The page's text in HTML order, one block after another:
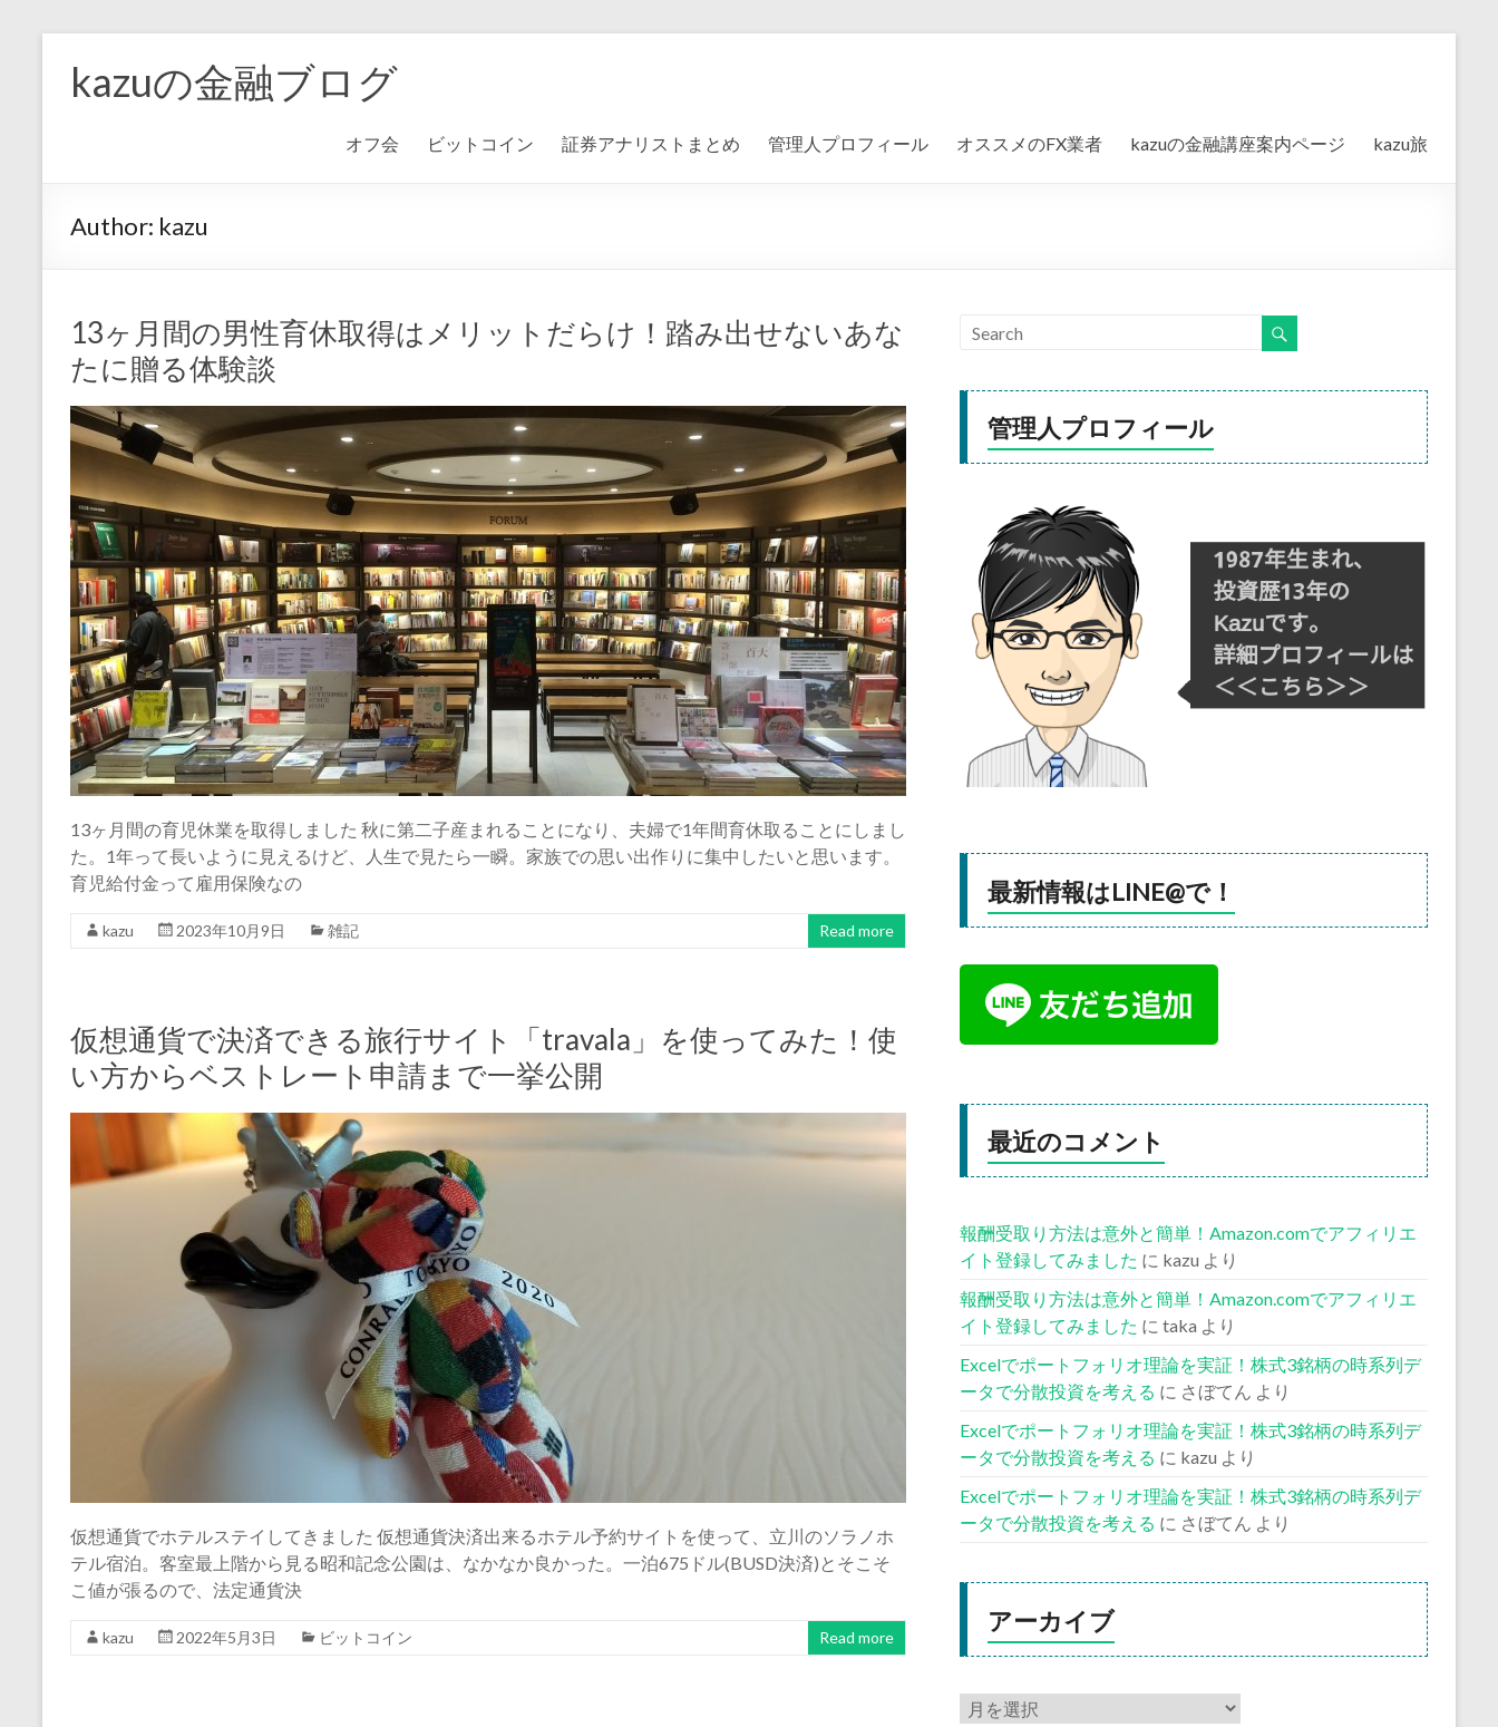
kazuの金融ブログ
オフ会 ビットコイン 証券アナリストまとめ 管理人プロフィール オススメのFX業者 kazuの金融講座案内ページ kazu旅
Author: kazu
13ヶ月間の男性育休取得はメリットだらけ！踏み出せないあな
たに贈る体験談
13ヶ月間の育児休業を取得しました 秋に第二子産まれることになり、夫婦で1年間育休取ることにしまし
た。1年って長いように見えるけど、人生で見たら一瞬。家族での思い出作りに集中したいと思います。
育児給付金って雇用保険なの
kazu 2023年10月9日 雑記 Read more
仮想通貨で決済できる旅行サイト「travala」を使ってみた！使
い方からベストレート申請まで一挙公開
仮想通貨でホテルステイしてきました 仮想通貨決済出来るホテル予約サイトを使って、立川のソラノホ
テル宿泊。客室最上階から見る昭和記念公園は、なかなか良かった。一泊675ドル(BUSD決済)とそこそ
こ値が張るので、法定通貨決
kazu 2022年5月3日 ビットコイン Read more
管理人プロフィール
最新情報はLINE@で！
最近のコメント
報酬受取り方法は意外と簡単！Amazon.comでアフィリエ
イト登録してみました に kazu より
報酬受取り方法は意外と簡単！Amazon.comでアフィリエ
イト登録してみました に taka より
Excelでポートフォリオ理論を実証！株式3銘柄の時系列デ
ータで分散投資を考える に さぼてん より
Excelでポートフォリオ理論を実証！株式3銘柄の時系列デ
ータで分散投資を考える に kazu より
Excelでポートフォリオ理論を実証！株式3銘柄の時系列デ
ータで分散投資を考える に さぼてん より
アーカイブ